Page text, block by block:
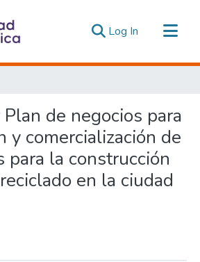
Log In (current)
de negocios para
y comercialización de
para la construcción
en la ciudad